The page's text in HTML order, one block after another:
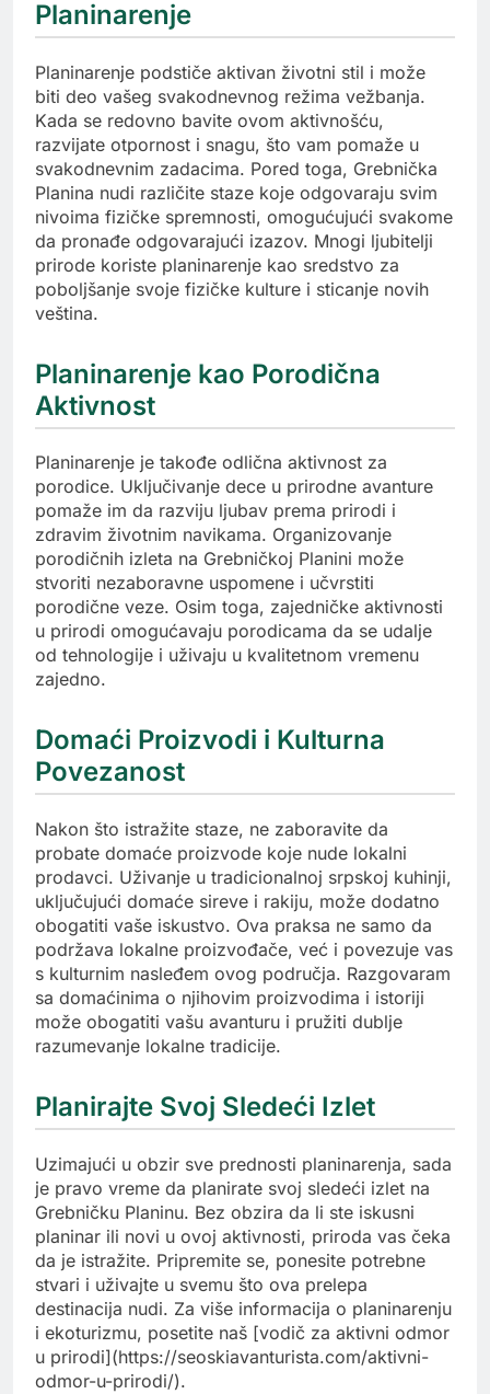
Planinarenje
Planinarenje podstiče aktivan životni stil i može
biti deo vašeg svakodnevnog režima vežbanja.
Kada se redovno bavite ovom aktivnošću,
razvijate otpornost i snagu, što vam pomaže u
svakodnevnim zadacima. Pored toga, Grebnička
Planina nudi različite staze koje odgovaraju svim
nivoima fizičke spremnosti, omogućujući svakome
da pronađe odgovarajući izazov. Mnogi ljubitelji
prirode koriste planinarenje kao sredstvo za
poboljšanje svoje fizičke kulture i sticanje novih
veština.
Planinarenje kao Porodična
Aktivnost
Planinarenje je takođe odlična aktivnost za
porodice. Uključivanje dece u prirodne avanture
pomaže im da razviju ljubav prema prirodi i
zdravim životnim navikama. Organizovanje
porodičnih izleta na Grebničkoj Planini može
stvoriti nezaboravne uspomene i učvrstiti
porodične veze. Osim toga, zajedničke aktivnosti
u prirodi omogućavaju porodicama da se udalje
od tehnologije i uživaju u kvalitetnom vremenu
zajedno.
Domaći Proizvodi i Kulturna
Povezanost
Nakon što istražite staze, ne zaboravite da
probate domaće proizvode koje nude lokalni
prodavci. Uživanje u tradicionalnoj srpskoj kuhinji,
uključujući domaće sireve i rakiju, može dodatno
obogatiti vaše iskustvo. Ova praksa ne samo da
podržava lokalne proizvođače, već i povezuje vas
s kulturnim nasleđem ovog područja. Razgovaram
sa domaćinima o njihovim proizvodima i istoriji
može obogatiti vašu avanturu i pružiti dublje
razumevanje lokalne tradicije.
Planirajte Svoj Sledeći Izlet
Uzimajući u obzir sve prednosti planinarenja, sada
je pravo vreme da planirate svoj sledeći izlet na
Grebničku Planinu. Bez obzira da li ste iskusni
planinar ili novi u ovoj aktivnosti, priroda vas čeka
da je istražite. Pripremite se, ponesite potrebne
stvari i uživajte u svemu što ova prelepa
destinacija nudi. Za više informacija o planinarenju
i ekoturizmu, posetite naš [vodič za aktivni odmor
u prirodi](https://seoskiavanturista.com/aktivni-
odmor-u-prirodi/).